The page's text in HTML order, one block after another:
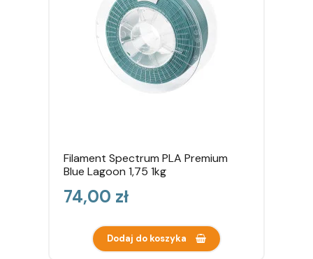
Filament Spectrum PLA Premium
Blue Lagoon 1,75 1kg
Cena
74,00 zł
Dodaj do koszyka